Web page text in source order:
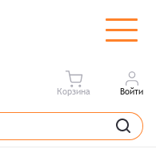
Корзина Войти